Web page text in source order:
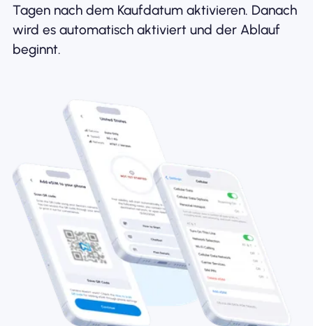
Tagen nach dem Kaufdatum aktivieren. Danach
wird es automatisch aktiviert und der Ablauf
beginnt.